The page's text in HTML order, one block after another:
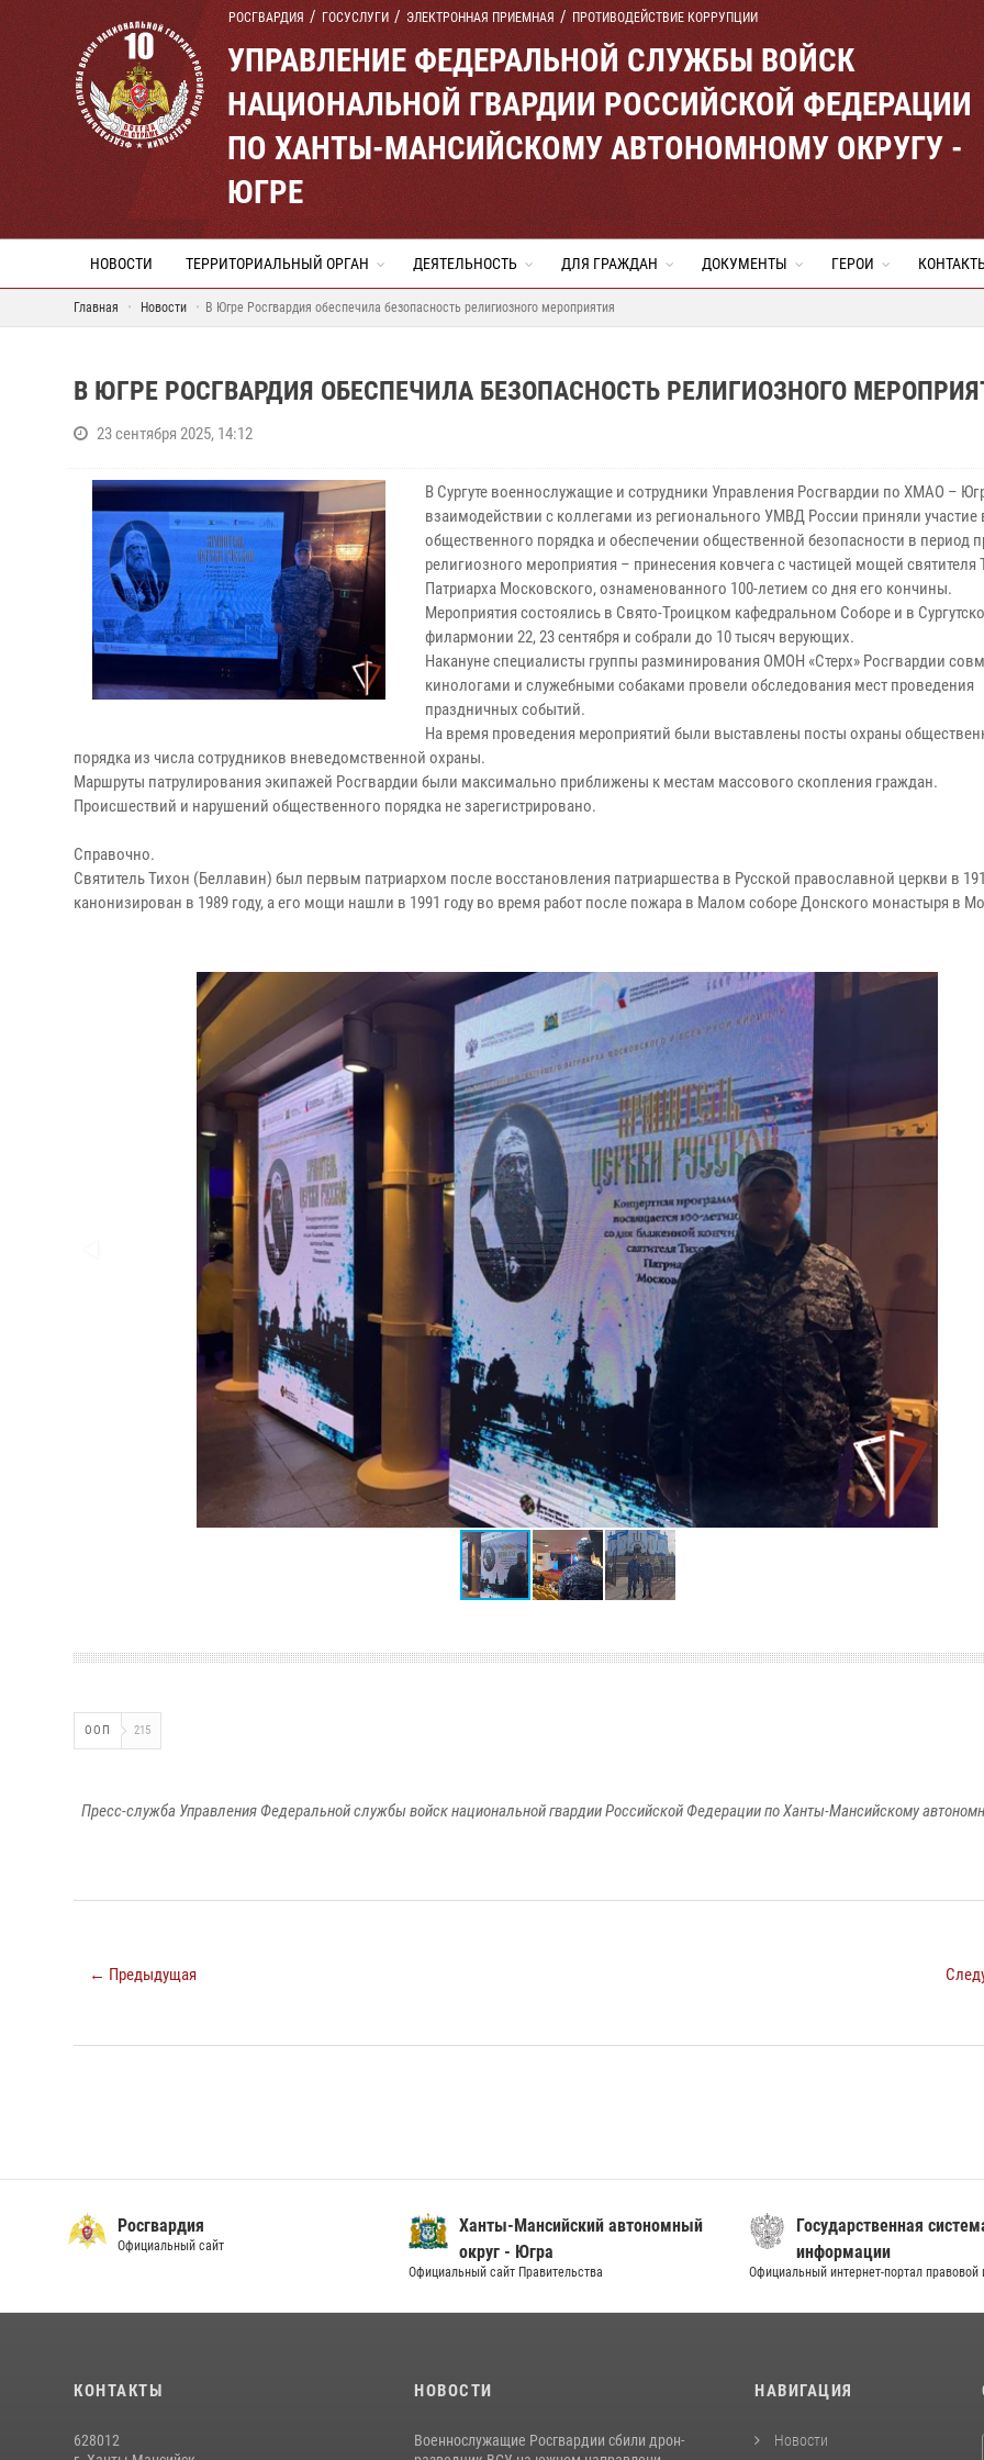
РОСГВАРДИЯ ГОСУСЛУГИ ЭЛЕКТРОННАЯ ПРИЕМНАЯ ПРОТИВОДЕЙСТВИЕ КОРРУПЦИИ
УПРАВЛЕНИЕ ФЕДЕРАЛЬНОЙ СЛУЖБЫ ВОЙСК
НАЦИОНАЛЬНОЙ ГВАРДИИ РОССИЙСКОЙ ФЕДЕРАЦИИ
ПО ХАНТЫ-МАНСИЙСКОМУ АВТОНОМНОМУ ОКРУГУ -
ЮГРЕ
НОВОСТИ ТЕРРИТОРИАЛЬНЫЙ ОРГАН ДЕЯТЕЛЬНОСТЬ ДЛЯ ГРАЖДАН ДОКУМЕНТЫ ГЕРОИ
Главная Новости В Югре Росгвардия обеспечила безопасность религиозного мероприятия
В ЮГРЕ РОСГВАРДИЯ ОБЕСПЕЧИЛА БЕЗОПАСНОСТЬ РЕЛИГИОЗНОГО
23 сентября 2025, 14:12
В Сургуте военнослужащие и сотрудники Управления Росгвардии по ХМАО –
взаимодействии с коллегами из регионального УМВД России приняли участие
общественного порядка и обеспечении общественной безопасности в период
религиозного мероприятия – принесения ковчега с частицей мощей святителя
Патриарха Московского, ознаменованного 100-летием со дня его кончины.
Мероприятия состоялись в Свято-Троицком кафедральном Соборе и в
филармонии 22, 23 сентября и собрали до 10 тысяч верующих.
Накануне специалисты группы разминирования ОМОН «Стерх» Росгвардии
кинологами и служебными собаками провели обследования мест проведения
праздничных событий.
На время проведения мероприятий были выставлены посты охраны
порядка из числа сотрудников вневедомственной охраны.
Маршруты патрулирования экипажей Росгвардии были максимально приближены к местам массового скопления граждан.
Происшествий и нарушений общественного порядка не зарегистрировано.
Справочно.
Святитель Тихон (Беллавин) был первым патриархом после восстановления патриаршества в Русской православной церкви в
канонизирован в 1989 году, а его мощи нашли в 1991 году во время работ после пожара в Малом соборе Донского монастыря в
ООП 215
Пресс-служба Управления Федеральной службы войск национальной гвардии Российской Федерации по Ханты-Мансийскому
← Предыдущая
Росгвардия
Официальный сайт
Ханты-Мансийский автономный
округ - Югра
Официальный сайт Правительства
Государственная
информации
Официальный интернет-портал
КОНТАКТЫ
628012
НОВОСТИ
Военнослужащие Росгвардии сбили дрон-
НАВИГАЦИЯ
Новости